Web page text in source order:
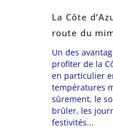
La Côte
route du
Un des
profiter de la
en particulier
températures
sûrement, le
brûler, les
festivités...